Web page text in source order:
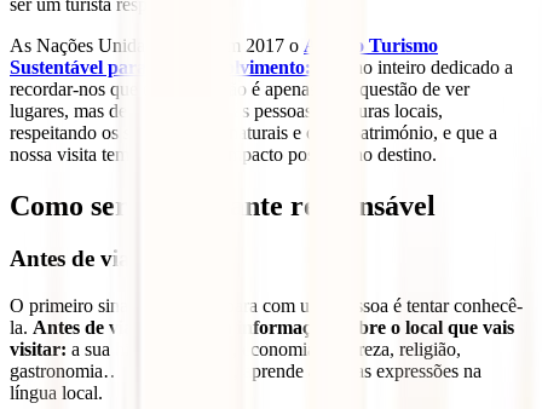
As Nações Unidas declararam 2017 o Ano do Turismo
Sustentável para o Desenvolvimento: um ano inteiro dedicado a
recordar-nos que o turismo não é apenas uma questão de ver
lugares, mas de nos ligarmos às pessoas e culturas locais,
respeitando os seus recursos naturais e o seu património, e que a
nossa visita tem sempre um impacto positivo no destino.
Como ser um viajante responsável
Antes de viajar:
O primeiro sinal de respeito para com uma pessoa é tentar conhecê-
la. Antes de viajar, procura informações sobre o local que vais
visitar: a sua história, cultura, economia, natureza, religião,
gastronomia… e, por cortesia, aprende algumas expressões na
língua local.